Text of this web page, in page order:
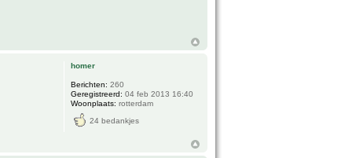
homer
Berichten: 260
Geregistreerd: 04 feb 2013 16:40
Woonplaats: rotterdam
24 bedankjes